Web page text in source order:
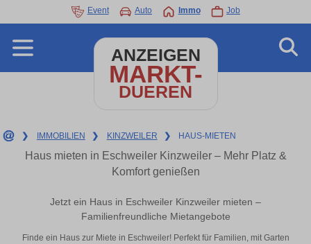
Event Auto Immo Job
ANZEIGEN
MARKT-
DUEREN
❯ IMMOBILIEN ❯ KINZWEILER ❯ HAUS-MIETEN
Haus mieten in Eschweiler Kinzweiler – Mehr Platz &
Komfort genießen
Jetzt ein Haus in Eschweiler Kinzweiler mieten –
Familienfreundliche Mietangebote
Finde ein Haus zur Miete in Eschweiler! Perfekt für Familien, mit Garten